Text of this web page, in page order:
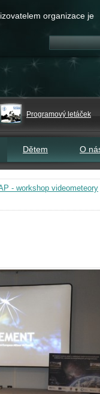
organizace je
Programový letáček
Dětem O
- workshop videometeory